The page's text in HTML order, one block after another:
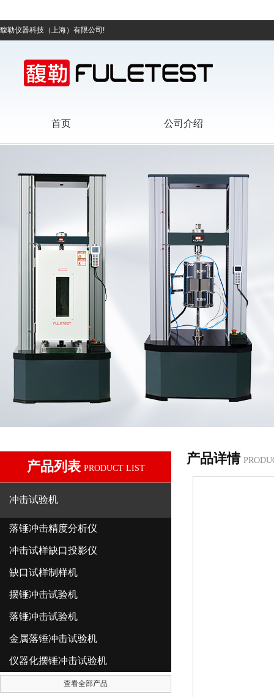
馥勒仪器科技（上海）有限公司!
首页 公司介绍
产品列表 PRODUCT LIST
冲击试验机
落锤冲击精度分析仪
冲击试样缺口投影仪
缺口试样制样机
摆锤冲击试验机
落锤冲击试验机
金属落锤冲击试验机
仪器化摆锤冲击试验机
查看全部产品
产品详情